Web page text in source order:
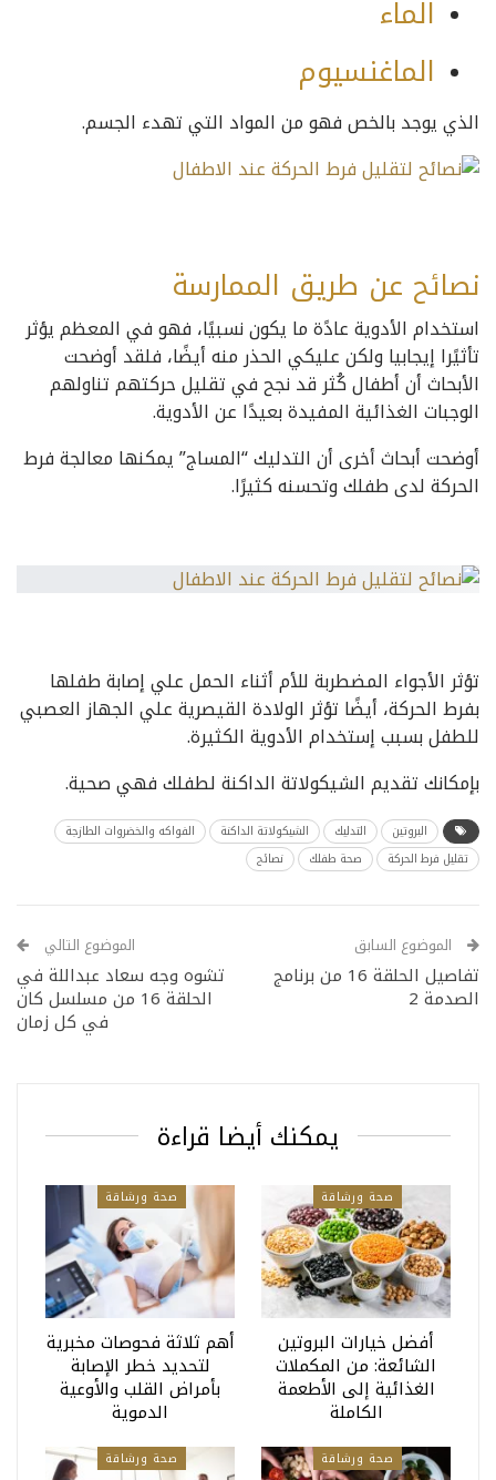
الماء
الماغنسيوم
الذي يوجد بالخص فهو من المواد التي تهدء الجسم.
نصائح عن طريق الممارسة
استخدام الأدوية عادًة ما يكون نسبيًا، فهو في المعظم يؤثر
تأثيًرا إيجابيا ولكن عليكي الحذر منه أيضًا، فلقد أوضحت
الأبحاث أن أطفال كُثر قد نجح في تقليل حركتهم تناولهم
الوجبات الغذائية المفيدة بعيدًا عن الأدوية.
أوضحت أبحاث أخرى أن التدليك “المساج” يمكنها معالجة فرط
الحركة لدى طفلك وتحسنه كثيرًا.
تؤثر الأجواء المضطربة للأم أثناء الحمل علي إصابة طفلها
بفرط الحركة، أيضًا تؤثر الولادة القيصرية علي الجهاز العصبي
للطفل بسبب إستخدام الأدوية الكثيرة.
بإمكانك تقديم الشيكولاتة الداكنة لطفلك فهي صحية.
البروتين التدليك الشيكولاتة الداكنة
الفواكه والخضروات الطازجة
تقليل فرط الحركة
صحة طفلك نصائح
الموضوع السابق
تفاصيل الحلقة 16 من برنامج
الصدمة 2
الموضوع التالي
تشوه وجه سعاد عبداللة في
الحلقة 16 من مسلسل كان
في كل زمان
يمكنك أيضا قراءة
صحة ورشاقة
أفضل خيارات البروتين
الشائعة: من المكملات
الغذائية إلى الأطعمة
الكاملة
صحة ورشاقة
أهم ثلاثة فحوصات مخبرية
لتحديد خطر الإصابة
بأمراض القلب والأوعية
الدموية
صحة ورشاقة صحة ورشاقة